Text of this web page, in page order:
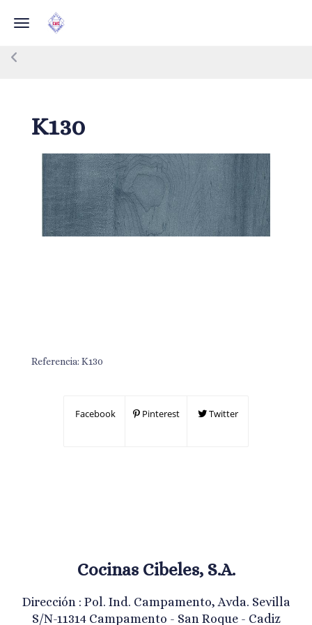
Toggle navigation
K130
Referencia: K130
Facebook Pinterest Twitter
Cocinas Cibeles, S.A.
Dirección : Pol. Ind. Campamento, Avda. Sevilla
S/N-11314 Campamento - San Roque - Cadiz